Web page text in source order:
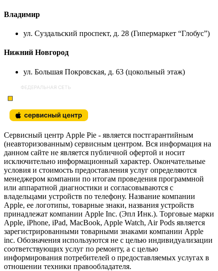
Владимир
ул. Суздальский проспект, д. 28 (Гипермаркет “Глобус”)
Нижний Новгород
ул. Большая Покровская, д. 63 (цокольный этаж)
Сервисный центр Apple Pie - является постгарантийным
(неавторизованным) сервисным центром. Вся информация на
данном сайте не является публичной офертой и носит
исключительно информационный характер. Окончательные
условия и стоимость предоставления услуг определяются
менеджером компании по итогам проведения программной
или аппаратной диагностики и согласовываются с
владельцами устройств по телефону. Название компании
Apple, ее логотипы, товарные знаки, названия устройств
принадлежат компании Apple Inc. (Эпл Инк.). Торговые марки
Apple, iPhone, iPad, MacBook, Apple Watch, Air Pods является
зарегистрированными товарными знаками компании Apple
inc. Обозначения используются не с целью индивидуализации
соответствующих услуг по ремонту, а с целью
информирования потребителей о предоставляемых услугах в
отношении техники правообладателя.